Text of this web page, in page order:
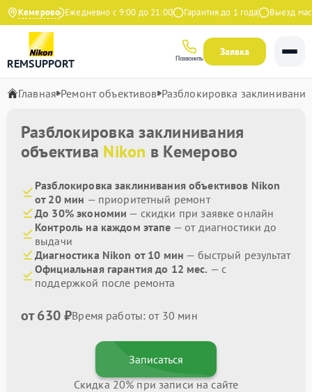
Кемерово
на Яндекс Ежедневно с 9:00 до 21:00 Гарантия до 1 года Выезд
REMSUPPORT Позвонить
Заявка
Главная Ремонт объективов Разблокировка заклинивания
Разблокировка заклинивания
объектива Nikon в Кемерово
Разблокировка заклинивания объективов Nikon
от 20 мин — приоритетный ремонт
До 30% экономии — скидки при заявке онлайн
Контроль на каждом этапе — от диагностики до
выдачи
Диагностика Nikon от 10 мин — быстрый результат
Официальная гарантия до 12 мес. — с
поддержкой после ремонта
от 630 ₽Время работы: от 30 мин
Записаться
Скидка 20% при записи на сайте